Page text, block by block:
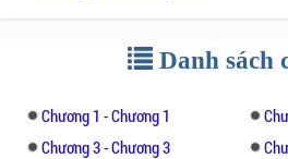
không ngược. Danh sách
Chương 1 - Chương 1
Chương 3 - Chương 3